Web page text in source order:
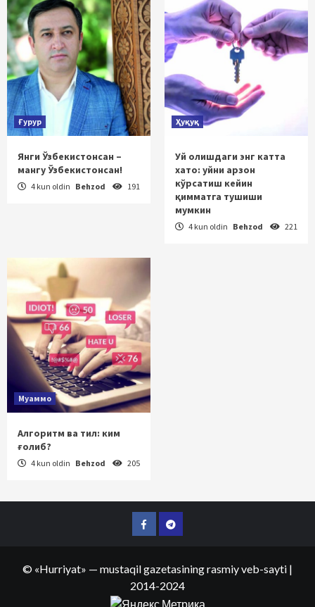
Ғурур
Янги Ўзбекистонсан –
мангу Ўзбекистонсан!
4 kun oldin Behzod 191
Ҳуқуқ
Уй олишдаги энг катта
хато: уйни арзон
кўрсатиш кейин
қимматга тушиши
мумкин
4 kun oldin Behzod 221
Муаммо
Алгоритм ва тил: ким
ғолиб?
4 kun oldin Behzod 205
FacebookTelegram
© «Hurriyat» — mustaqil gazetasining rasmiy veb-sayti |
2014-2024